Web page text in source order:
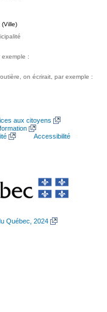
:
on écrirait, par exemple :
aux citoyens
Accessibilité
Québec, 2024